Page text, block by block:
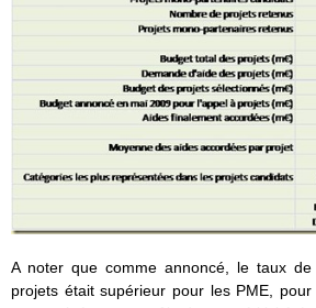
A noter que comme annoncé, le taux de
projets était supérieur pour les PME,